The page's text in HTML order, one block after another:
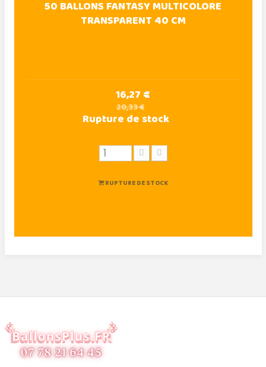
50 BALLONS FANTASY MULTICOLORE
TRANSPARENT 40 CM
16,27 €
20,33 €
Rupture de stock
RUPTURE DE STOCK